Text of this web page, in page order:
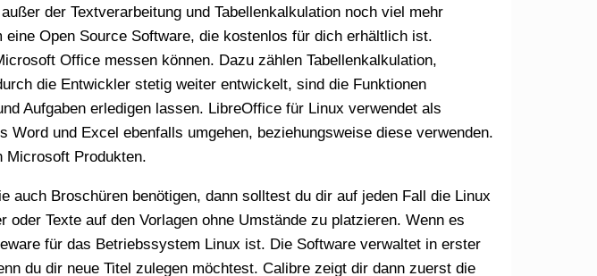
Open Source Software, die kostenlos für dich erhältlich ist.
Office messen können. Dazu zählen Tabellenkalkulation,
die Entwickler stetig weiter entwickelt, sind die Funktionen
Aufgaben erledigen lassen. LibreOffice für Linux verwendet als
und Excel ebenfalls umgehen, beziehungsweise diese verwenden.
Microsoft Produkten.
Texte auf den Vorlagen ohne Umstände zu platzieren. Wenn es
für das Betriebssystem Linux ist. Die Software verwaltet in erster
du dir neue Titel zulegen möchtest. Calibre zeigt dir dann zuerst die